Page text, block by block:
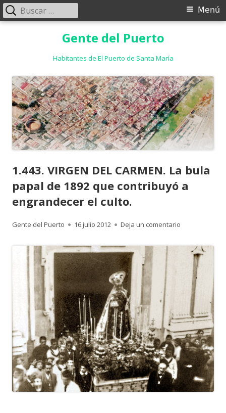
Gente del Puerto
Habitantes de El Puerto de Santa María
Menú
Menú
Buscar:
1.443. VIRGEN DEL CARMEN. La bula
papal de 1892 que contribuyó a
engrandecer el culto.
Autor
Gente del Puerto
Publicado
16 julio 2012 Deja un comentario